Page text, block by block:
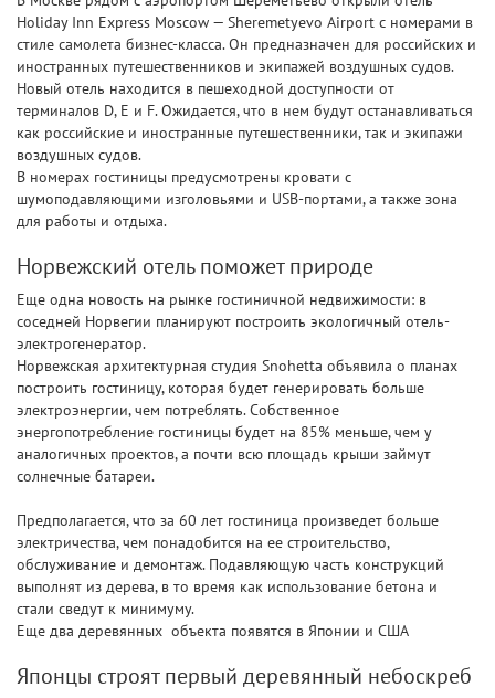
Holiday Inn Express Moscow — Sheremetyevo Airport с номерами в
стиле самолета бизнес-класса. Он предназначен для российских и
иностранных путешественников и экипажей воздушных судов.
Новый отель находится в пешеходной доступности от
терминалов D, E и F. Ожидается, что в нем будут останавливаться
как российские и иностранные путешественники, так и экипажи
воздушных судов.
В номерах гостиницы предусмотрены кровати с
шумоподавляющими изголовьями и USB-портами, а также зона
для работы и отдыха.
Норвежский отель поможет природе
Еще одна новость на рынке гостиничной недвижимости: в
соседней Норвегии планируют построить экологичный отель-
электрогенератор.
Норвежская архитектурная студия Snohetta объявила о планах
построить гостиницу, которая будет генерировать больше
электроэнергии, чем потреблять. Собственное
энергопотребление гостиницы будет на 85% меньше, чем у
аналогичных проектов, а почти всю площадь крыши займут
солнечные батареи.
Предполагается, что за 60 лет гостиница произведет больше
электричества, чем понадобится на ее строительство,
обслуживание и демонтаж. Подавляющую часть конструкций
выполнят из дерева, в то время как использование бетона и
стали сведут к минимуму.
Еще два деревянных объекта появятся в Японии и США
Японцы строят первый деревянный небоскреб